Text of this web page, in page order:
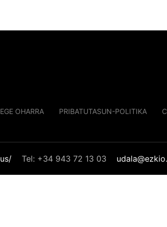
OHARRA PRIBATUTASUN-POLITIKA
Tel: +34 943 72 13 03